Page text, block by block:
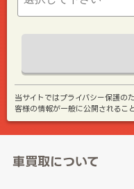
当サイトではプライバシー保護の
客様の情報が一般に公開されるこ
車買取について